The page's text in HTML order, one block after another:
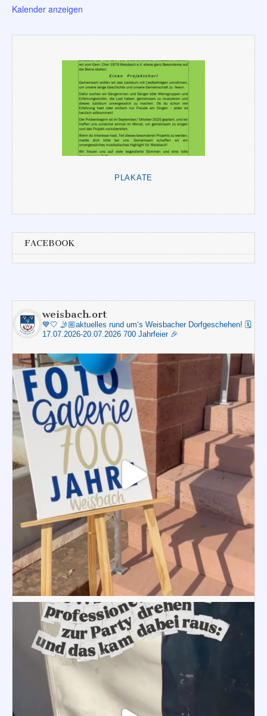
Kalender anzeigen
PLAKATE
FACEBOOK
weisbach.ort
💙🤍 🤳🏼aktuelles rund um‘s Weisbacher Dorfgeschehen! 🗓️
17.07.2026-20.07.2026 700 Jahrfeier 🎉